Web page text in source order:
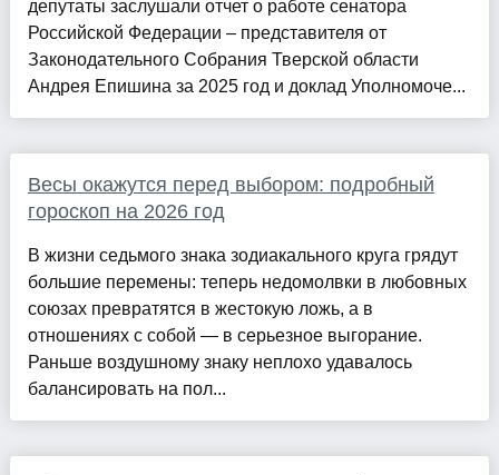
депутаты заслушали отчет о работе сенатора
Российской Федерации – представителя от
Законодательного Собрания Тверской области
Андрея Епишина за 2025 год и доклад Уполномоче...
Весы окажутся перед выбором: подробный
гороскоп на 2026 год
В жизни седьмого знака зодиакального круга грядут
большие перемены: теперь недомолвки в любовных
союзах превратятся в жестокую ложь, а в
отношениях с собой — в серьезное выгорание.
Раньше воздушному знаку неплохо удавалось
балансировать на пол...